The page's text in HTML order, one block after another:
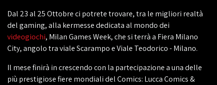
Dal 23 al 25 Ottobre ci potrete trovare, tra le migliori realtà
del gaming, alla kermesse dedicata al mondo dei
videogiochi, Milan Games Week, che si terrà a Fiera Milano
City, angolo tra viale Scarampo e Viale Teodorico - Milano.
Il mese finirà in crescendo con la partecipazione a una delle
più prestigiose fiere mondiali del Comics: Lucca Comics &